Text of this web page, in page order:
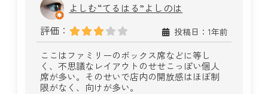
よしむ“てるはる”よしのは
評価：
投稿日：1年前
ここはファミリーのボックス席などに等し
く、不思議なレイアウトのせせこっぽい個人
席が多い。そのせいで店内の開放感はほぼ制
限がなく、向けが多い。